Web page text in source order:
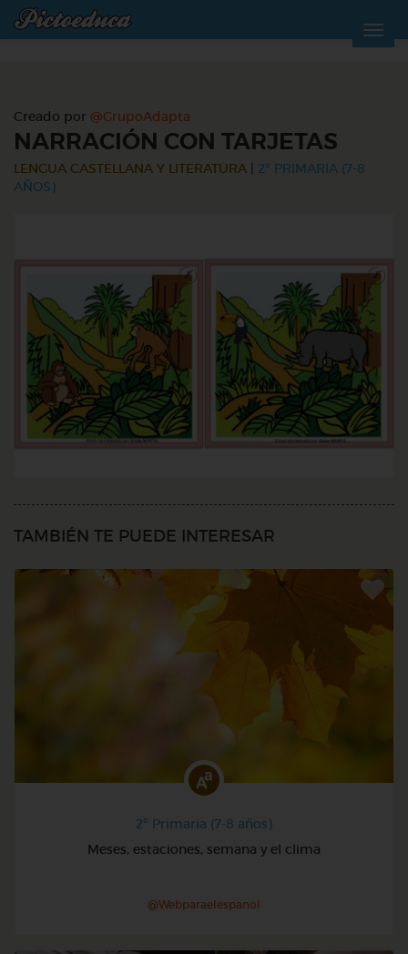
Creado por @GrupoAdapta
NARRACIÓN CON TARJETAS
LENGUA CASTELLANA Y LITERATURA
2º PRIMARIA (7-8
AÑOS)
TAMBIÉN TE PUEDE INTERESAR
2º Primaria (7-8 años)
Meses, estaciones, semana y el clima
@Webparaelespanol